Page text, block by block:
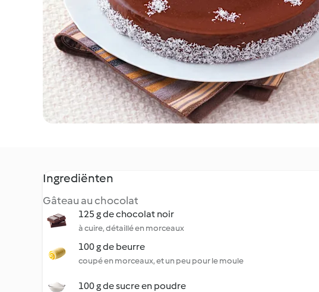
Ingrediënten
Gâteau au chocolat
125 g de chocolat noir
à cuire, détaillé en morceaux
100 g de beurre
coupé en morceaux, et un peu pour le moule
100 g de sucre en poudre